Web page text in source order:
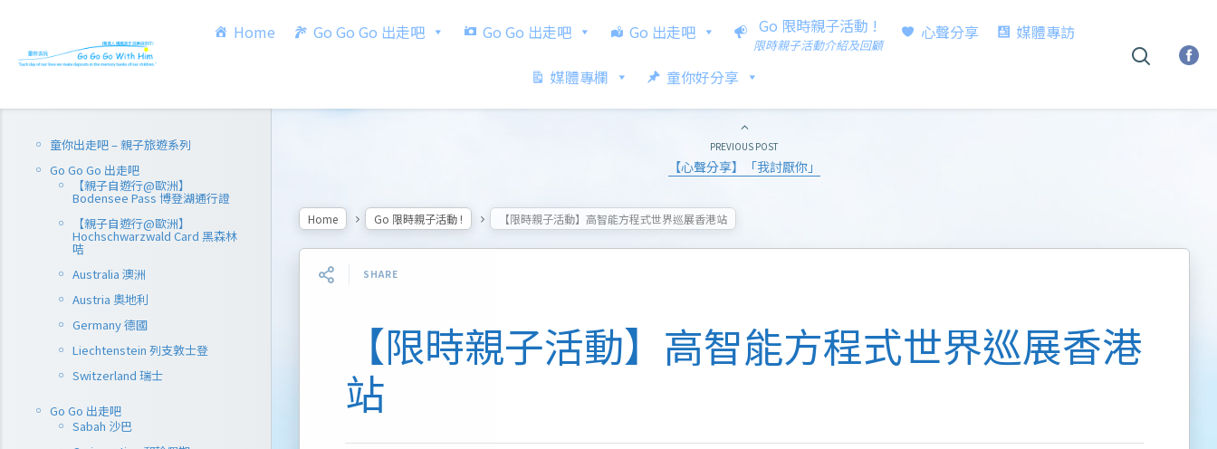
Home Go Go Go 出走吧 Go Go 出走吧 Go 出走吧 Go 限時親子活動 !
限時親子活動介紹及回顧
心聲分享 媒體專訪
媒體專欄 童你好分享
童你出走吧 – 親子旅遊系列
Go Go Go 出走吧
【親子自遊行@歐洲】
Bodensee Pass 博登湖通行證
【親子自遊行@歐洲】
Hochschwarzwald Card 黑森林
咭
Australia 澳洲
Austria 奧地利
Germany 德國
Liechtenstein 列支敦士登
Switzerland 瑞士
Go Go 出走吧
Sabah 沙巴
PREVIOUS POST
【心聲分享】「我討厭你」
Home Go 限時親子活動 ! 【限時親子活動】高智能方程式世界巡展香港站
SHARE
【限時親子活動】高智能方程式世界巡展香港
站